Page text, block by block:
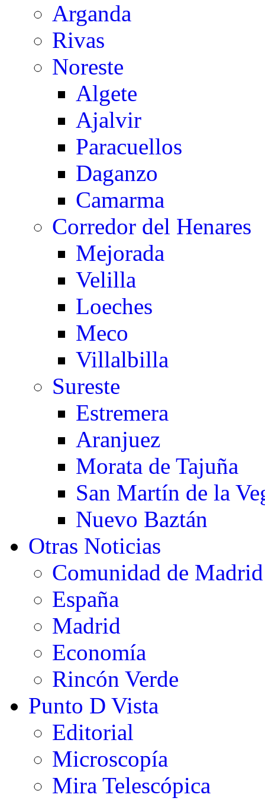
Arganda
Rivas
Noreste
Algete
Ajalvir
Paracuellos
Daganzo
Camarma
Corredor del Henares
Mejorada
Velilla
Loeches
Meco
Villalbilla
Sureste
Estremera
Aranjuez
Morata de Tajuña
San Martín de la
Nuevo Baztán
Otras Noticias
Comunidad de Madrid
España
Madrid
Economía
Rincón Verde
Punto D Vista
Editorial
Microscopía
Mira Telescópica